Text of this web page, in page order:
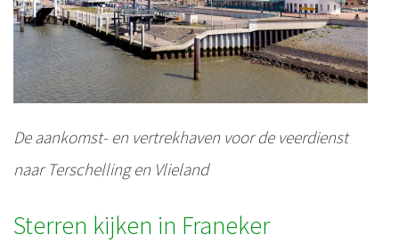
De aankomst- en vertrekhaven voor de veerdienst
naar Terschelling en Vlieland
Sterren kijken in Franeker